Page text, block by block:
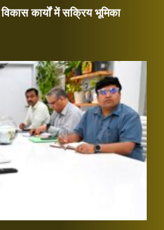
विकास कार्यों में सक्रिय भूमिका